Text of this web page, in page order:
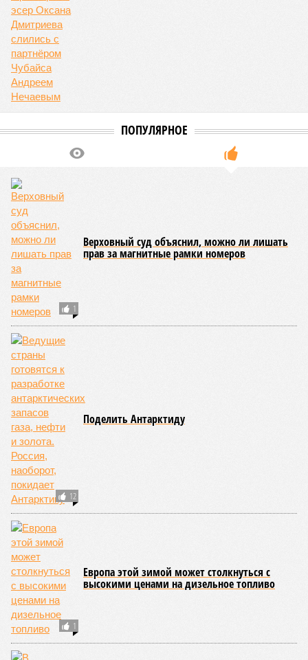
ПОПУЛЯРНОЕ
1
Верховный суд объяснил, можно ли лишать
прав за магнитные рамки номеров
12
Поделить Антарктиду
1
Европа этой зимой может столкнуться с
высокими ценами на дизельное топливо